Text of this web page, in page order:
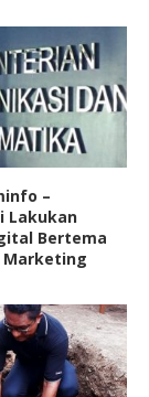
–
Lakukan
Bertema
Marketing